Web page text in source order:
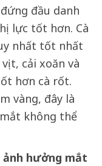
đầu danh
lực tốt hơn. Cà
nhất tốt nhất
cải xoăn và
hơn cà rốt.
vàng, đây là
không thể
hưởng mắt